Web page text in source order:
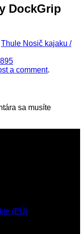
DockGrip
Thule Nosič kajaku /
a comment.
sa musíte
(EÚ)